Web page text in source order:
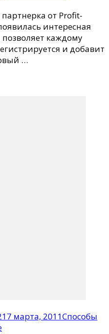
от Profit-
интересная
каждому
и добавит
…
7 марта, 2011Способы